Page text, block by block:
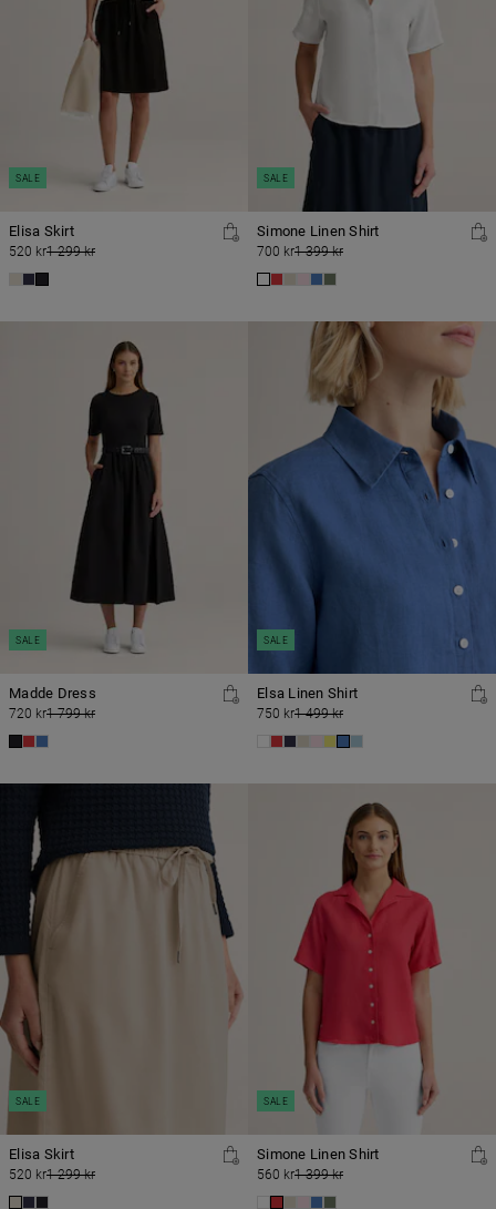
Elisa Skirt
520 kr1 299 kr
SALE
Simone Linen Shirt
700 kr1 399 kr
SALE
Madde Dress
720 kr1 799 kr
SALE
Elsa Linen Shirt
750 kr1 499 kr
SALE
Elisa Skirt
520 kr1 299 kr
SALE
Simone Linen Shirt
560 kr1 399 kr
SALE